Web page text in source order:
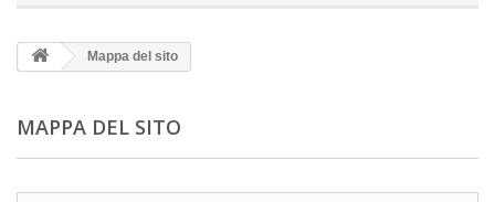
Mappa del sito
MAPPA DEL SITO